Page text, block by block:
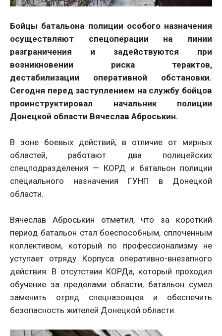
Бойцы батальона полиции особого назначения
осуществляют спецоперации на линии
разграничения и задействуются при
возникновении риска терактов,
дестабилизации оперативной обстановки.
Сегодня перед заступлением на службу бойцов
проинструктировал начальник полиции
Донецкой области Вячеслав Аброськин.
В зоне боевых действий, в отличие от мирных
областей, работают два полицейских
спецподразделения — КОРД и батальон полиции
специального назначения ГУНП в Донецкой
области.
Вячеслав Аброськин отметил, что за короткий
период батальон стал боеспособным, сплоченным
коллективом, который по профессионализму не
уступает отряду Корпуса оперативно-внезапного
действия. В отсутствии КОРДа, который проходил
обучение за пределами области, батальон сумел
заменить отряд спецназовцев и обеспечить
безопасность жителей Донецкой области.